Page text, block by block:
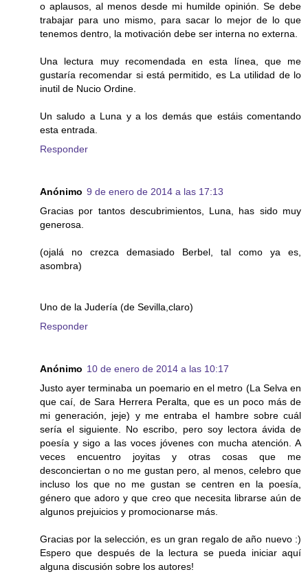
o aplausos, al menos desde mi humilde opinión. Se debe
trabajar para uno mismo, para sacar lo mejor de lo que
tenemos dentro, la motivación debe ser interna no externa.
Una lectura muy recomendada en esta línea, que me
gustaría recomendar si está permitido, es La utilidad de lo
inutil de Nucio Ordine.
Un saludo a Luna y a los demás que estáis comentando
esta entrada.
Responder
Anónimo 9 de enero de 2014 a las 17:13
Gracias por tantos descubrimientos, Luna, has sido muy
generosa.
(ojalá no crezca demasiado Berbel, tal como ya es,
asombra)
Uno de la Judería (de Sevilla,claro)
Responder
Anónimo 10 de enero de 2014 a las 10:17
Justo ayer terminaba un poemario en el metro (La Selva en
que caí, de Sara Herrera Peralta, que es un poco más de
mi generación, jeje) y me entraba el hambre sobre cuál
sería el siguiente. No escribo, pero soy lectora ávida de
poesía y sigo a las voces jóvenes con mucha atención. A
veces encuentro joyitas y otras cosas que me
desconciertan o no me gustan pero, al menos, celebro que
incluso los que no me gustan se centren en la poesía,
género que adoro y que creo que necesita librarse aún de
algunos prejuicios y promocionarse más.
Gracias por la selección, es un gran regalo de año nuevo :)
Espero que después de la lectura se pueda iniciar aquí
alguna discusión sobre los autores!